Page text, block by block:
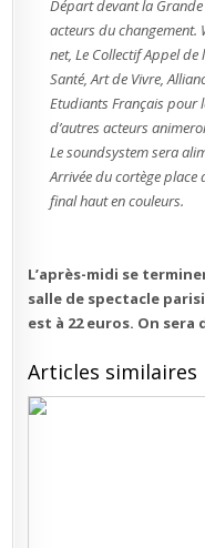
Départ devant la
acteurs du changement.
net, Le Collectif Appel de
Santé, Art de Vivre,
Etudiants Français pour
d’autres acteurs
Le soundsystem sera
Arrivée du cortège
final haut en couleurs.
L’après-midi se
salle de spectacle
est à 22 euros. On
Articles similaires